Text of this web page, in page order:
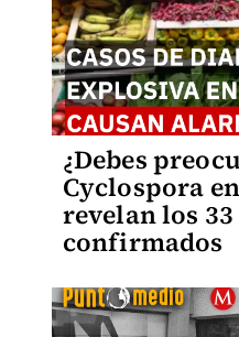
¿Debes
Cyclospora
revelan los 33
confirmados